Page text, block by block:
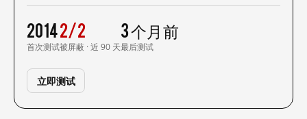
2014
首次测试
2/2
被屏蔽 · 近 90 天
3 个月前
最后测试
立即测试